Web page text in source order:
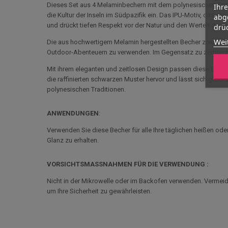
Dieses Set aus 4 Melaminbechern mit dem polynesischen
die Kultur der Inseln im Südpazifik ein. Das IPU-Motiv, das
und drückt tiefen Respekt vor der Natur und den Werten der
Die aus hochwertigem Melamin hergestellten Becher
Outdoor-Abenteuern zu verwenden. Im Gegensatz zu
Mit ihrem eleganten und zeitlosen Design passen diese
die raffinierten schwarzen Muster hervor und lässt sich
polynesischen Traditionen.
ANWENDUNGEN:
Verwenden Sie diese Becher für alle Ihre täglichen heißen
Glanz zu erhalten.
VORSICHTSMASSNAHMEN FÜR DIE VERWENDUNG :
Nicht in der Mikrowelle oder im Backofen verwenden.
um Ihre Sicherheit zu gewährleisten.